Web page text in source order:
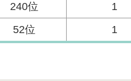
240位
1
52位 1